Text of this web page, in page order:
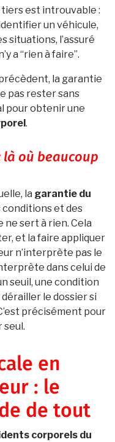
tiers est introuvable :
un véhicule,
situations, l’assuré
a “rien à faire”.
la garantie
pas rester sans
pour obtenir une
.
là où beaucoup
la garantie du
et des
ne sert à rien. Cela
et la faire appliquer
n’interprète pas le
dans celui de
seuil, une condition
le dossier si
précisément pour
seul.
en
: le
de tout
corporels du